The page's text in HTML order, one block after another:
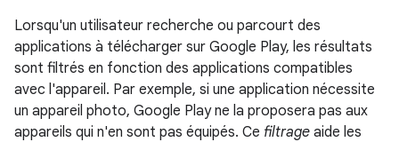
Lorsqu'un utilisateur recherche ou parcourt des
applications à télécharger sur Google Play, les résultats
sont filtrés en fonction des applications compatibles
avec l'appareil. Par exemple, si une application nécessite
un appareil photo, Google Play ne la proposera pas aux
appareils qui n'en sont pas équipés. Ce filtrage aide les